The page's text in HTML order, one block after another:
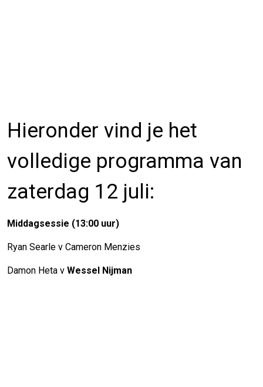
Hieronder vind je het
volledige programma van
zaterdag 12 juli:
Middagsessie (13:00 uur)
Ryan Searle v Cameron Menzies
Damon Heta v Wessel Nijman